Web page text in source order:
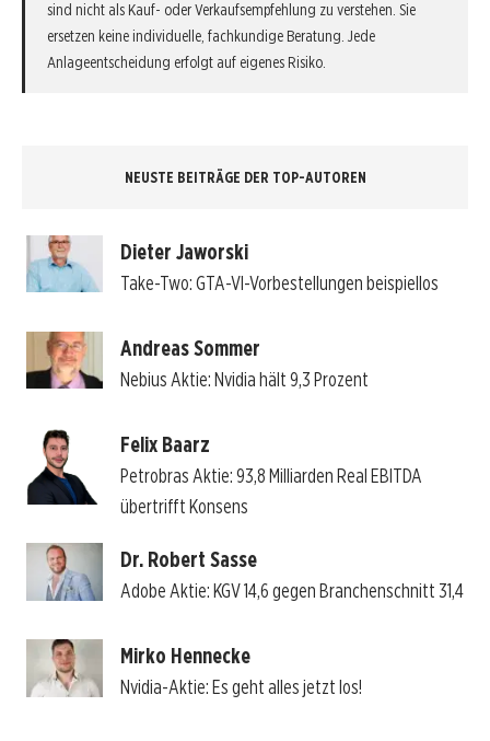
sind nicht als Kauf- oder Verkaufsempfehlung zu verstehen. Sie
ersetzen keine individuelle, fachkundige Beratung. Jede
Anlageentscheidung erfolgt auf eigenes Risiko.
NEUSTE BEITRÄGE DER TOP-AUTOREN
Dieter Jaworski
Take-Two: GTA-VI-Vorbestellungen beispiellos
Andreas Sommer
Nebius Aktie: Nvidia hält 9,3 Prozent
Felix Baarz
Petrobras Aktie: 93,8 Milliarden Real EBITDA
übertrifft Konsens
Dr. Robert Sasse
Adobe Aktie: KGV 14,6 gegen Branchenschnitt 31,4
Mirko Hennecke
Nvidia-Aktie: Es geht alles jetzt los!